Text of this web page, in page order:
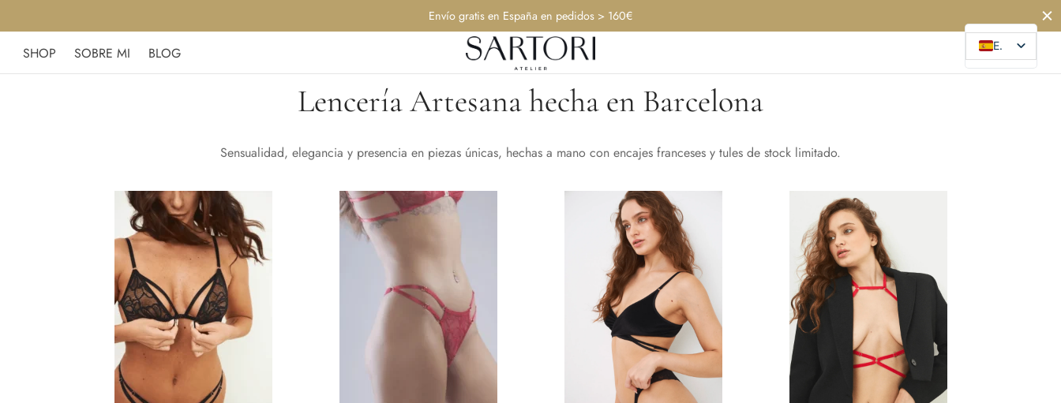
Envío gratis en España en pedidos > 160€
SHOP SOBRE MI BLOG ES
Lencería Artesana hecha en Barcelona
Sensualidad, elegancia y presencia en piezas únicas, hechas a mano con encajes franceses y tules de stock limitado.